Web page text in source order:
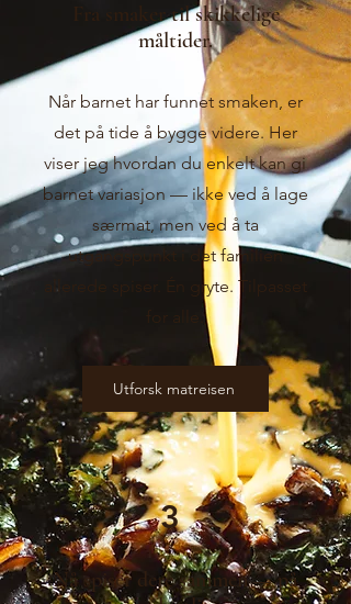
Fra smaker til skikkelige
måltider.
Når barnet har funnet smaken, er
det på tide å bygge videre. Her
viser jeg hvordan du enkelt kan gi
barnet variasjon — ikke ved å lage
særmat, men ved å ta
utgangspunkt i det familien
allerede spiser. Én gryte. Tilpasset
Utforsk matreisen
3
Nå spiser dere sammen — på